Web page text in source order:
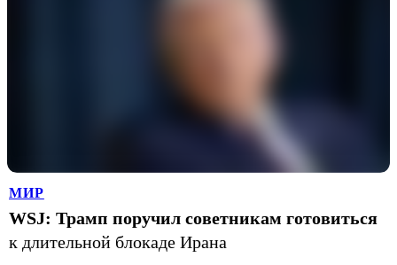
МИР
WSJ: Трамп поручил советникам готовиться
к длительной блокаде Ирана